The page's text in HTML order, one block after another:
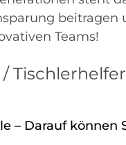
beitragen
Teams!
/
– Darauf können